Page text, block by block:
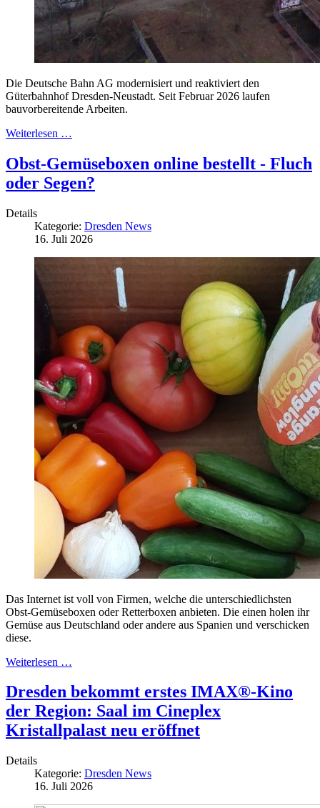
Die Deutsche Bahn AG modernisiert und reaktiviert den
Güterbahnhof Dresden-Neustadt. Seit Februar 2026 laufen
bauvorbereitende Arbeiten.
Weiterlesen …
Obst-Gemüseboxen online bestellt - Fluch
oder Segen?
Details
Kategorie: Dresden News
16. Juli 2026
Das Internet ist voll von Firmen, welche die unterschiedlichsten
Obst-Gemüseboxen oder Retterboxen anbieten. Die einen holen ihr
Gemüse aus Deutschland oder andere aus Spanien und verschicken
diese.
Weiterlesen …
Dresden bekommt erstes IMAX®-Kino
der Region: Saal im Cineplex
Kristallpalast neu eröffnet
Details
Kategorie: Dresden News
16. Juli 2026